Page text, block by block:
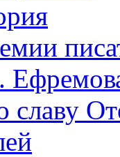
славу